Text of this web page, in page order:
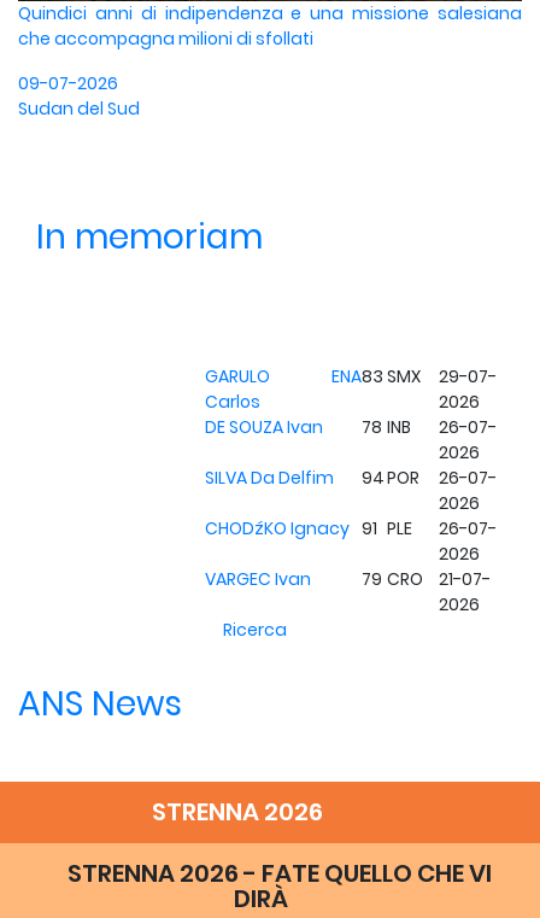
Quindici anni di indipendenza e una missione salesiana
che accompagna milioni di sfollati
09-07-2026
Sudan del Sud
In memoriam
GARULO ENA
Carlos
83 SMX
29-07-
2026
DE SOUZA Ivan
78 INB
26-07-
2026
SILVA Da Delfim
94POR
26-07-
2026
CHODźKO Ignacy 91 PLE
26-07-
2026
VARGEC Ivan
79 CRO
21-07-
2026
Ricerca
ANS News
STRENNA 2026
STRENNA 2026 - FATE QUELLO CHE VI
DIRÀ